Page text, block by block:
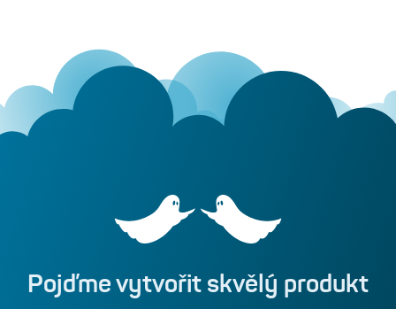
Pojďmevytvořit skvělý produkt